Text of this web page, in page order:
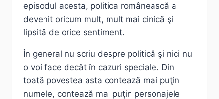
episodul acesta, politica românească a
devenit oricum mult, mult mai cinică şi
lipsită de orice sentiment.
În general nu scriu despre politică şi nici nu
o voi face decât în cazuri speciale. Din
toată povestea asta contează mai puţin
numele, contează mai puţin personajele